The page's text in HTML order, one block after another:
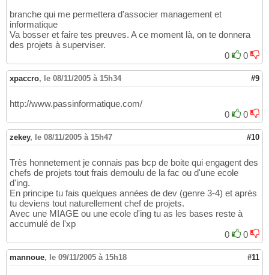
branche qui me permettera d'associer management et
informatique
Va bosser et faire tes preuves. A ce moment là, on te donnera
des projets à superviser.
0
0
xpaccro, le 08/11/2005 à 15h34 #9
http://www.passinformatique.com/
0
0
zekey, le 08/11/2005 à 15h47 #10
Très honnetement je connais pas bcp de boite qui engagent des
chefs de projets tout frais demoulu de la fac ou d'une ecole
d'ing.
En principe tu fais quelques années de dev (genre 3-4) et après
tu deviens tout naturellement chef de projets.
Avec une MIAGE ou une ecole d'ing tu as les bases reste à
accumulé de l'xp
0
0
mannoue, le 09/11/2005 à 15h18 #11